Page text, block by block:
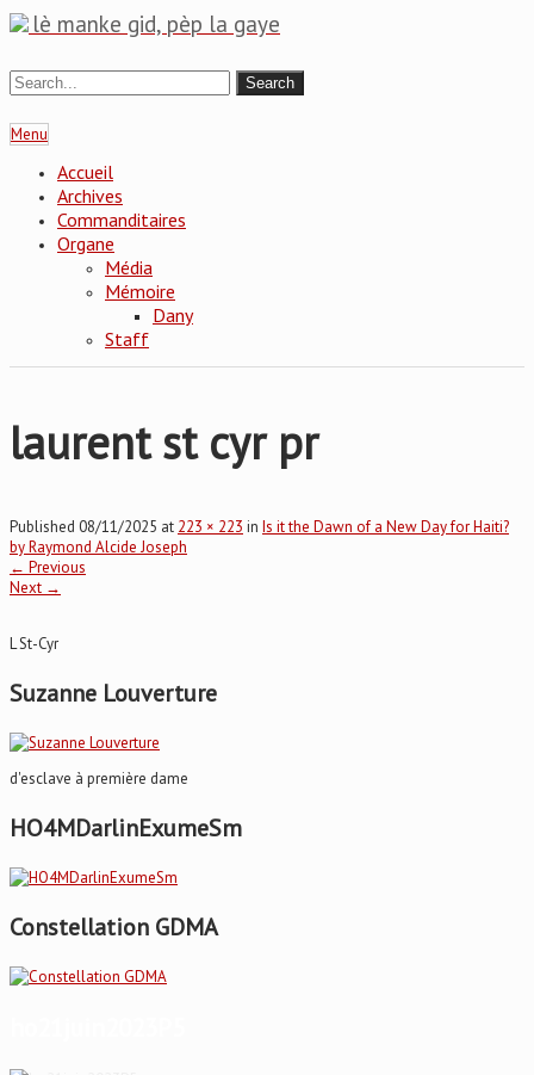
lè manke gid, pèp la gaye
Menu
Accueil
Archives
Commanditaires
Organe
Média
Mémoire
Dany
Staff
laurent st cyr pr
Published 08/11/2025 at 223 × 223 in Is it the Dawn of a New Day for Haiti?
by Raymond Alcide Joseph
← Previous
Next →
L St-Cyr
Suzanne Louverture
d'esclave à première dame
HO4MDarlinExumeSm
Constellation GDMA